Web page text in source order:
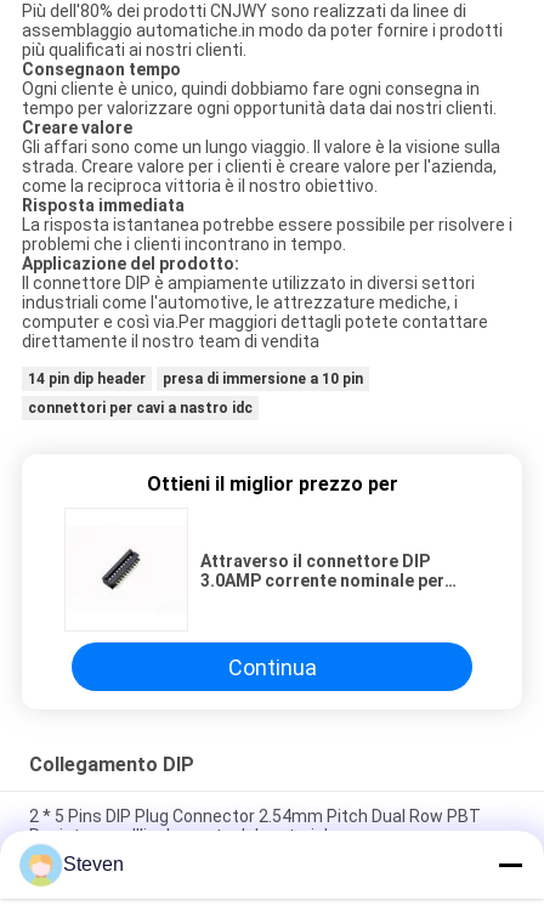
Più dell'80% dei prodotti CNJWY sono realizzati da linee di
assemblaggio automatiche.in modo da poter fornire i prodotti
più qualificati ai nostri clienti.
Consegnaon tempo
Ogni cliente è unico, quindi dobbiamo fare ogni consegna in
tempo per valorizzare ogni opportunità data dai nostri clienti.
Creare valore
Gli affari sono come un lungo viaggio. Il valore è la visione sulla
strada. Creare valore per i clienti è creare valore per l'azienda,
come la reciproca vittoria è il nostro obiettivo.
Risposta immediata
La risposta istantanea potrebbe essere possibile per risolvere i
problemi che i clienti incontrano in tempo.
Applicazione del prodotto:
Il connettore DIP è ampiamente utilizzato in diversi settori
industriali come l'automotive, le attrezzature mediche, i
computer e così via.Per maggiori dettagli potete contattare
direttamente il nostro team di vendita
14 pin dip header
presa di immersione a 10 pin
connettori per cavi a nastro idc
Ottieni il miglior prezzo per
Attraverso il connettore DIP
3.0AMP corrente nominale per
Continua
Collegamento DIP
2 * 5 Pins DIP Plug Connector 2.54mm Pitch Dual Row PBT
Resistenza all'isolamento del materiale
Cable to Board DIP Plug Connector Through Hole Mounting
Steven